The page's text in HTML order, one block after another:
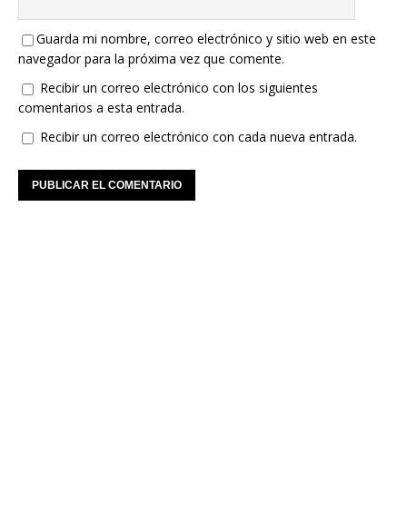
Guarda mi nombre, correo electrónico y sitio web en este
navegador para la próxima vez que comente.
Recibir un correo electrónico con los siguientes
comentarios a esta entrada.
Recibir un correo electrónico con cada nueva entrada.